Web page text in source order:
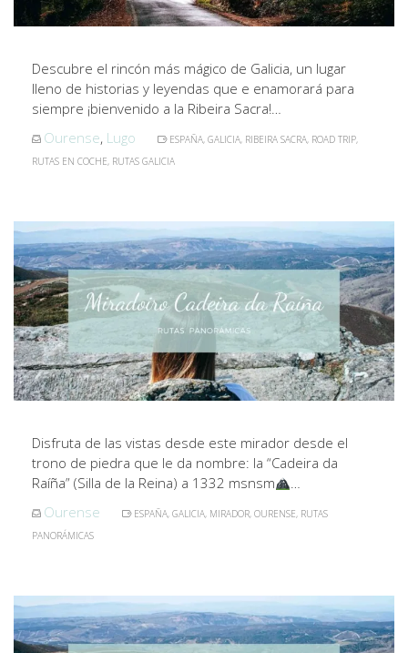
Descubre el rincón más mágico de Galicia, un lugar
lleno de historias y leyendas que e enamorará para
siempre ¡bienvenido a la Ribeira Sacra!…
Ourense, Lugo ESPAÑA, GALICIA, RIBEIRA SACRA, ROAD TRIP,
RUTAS EN COCHE, RUTAS GALICIA
Disfruta de las vistas desde este mirador desde el
trono de piedra que le da nombre: la “Cadeira da
Raíña” (Silla de la Reina) a 1332 msnsm
…
Ourense
ESPAÑA, GALICIA, MIRADOR, OURENSE, RUTAS
PANORÁMICAS